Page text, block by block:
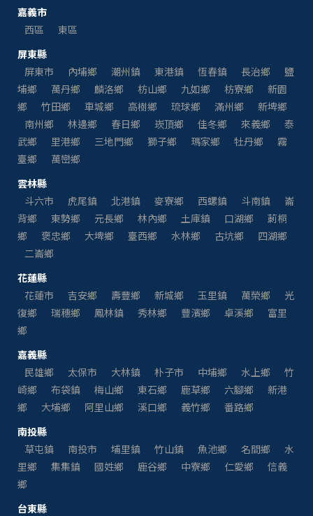
嘉義市
西區
東區
屏東縣
屏東市
內埔鄉 潮州鎮 東港鎮 恆春鎮 長治鄉
鹽
埔鄉
萬丹鄉 麟洛鄉 枋山鄉 九如鄉 枋寮鄉
新園
鄉
竹田鄉 車城鄉 高樹鄉 琉球鄉 滿州鄉
新埤鄉
南州鄉
林邊鄉 春日鄉 崁頂鄉 佳冬鄉 來義鄉
泰
武鄉
里港鄉 三地門鄉 獅子鄉 瑪家鄉 牡丹鄉
霧
臺鄉
萬巒鄉
雲林縣
斗六市
虎尾鎮 北港鎮 麥寮鄉 西螺鎮 斗南鎮
崙
背鄉
東勢鄉 元長鄉 林內鄉 土庫鎮 口湖鄉
莿桐
鄉
褒忠鄉 大埤鄉 臺西鄉 水林鄉 古坑鄉
四湖鄉
二崙鄉
花蓮縣
花蓮市
吉安鄉 壽豐鄉 新城鄉 玉里鎮 萬榮鄉
光
復鄉
瑞穗鄉 鳳林鎮 秀林鄉 豐濱鄉 卓溪鄉
富里
鄉
嘉義縣
民雄鄉
太保市 大林鎮 朴子市 中埔鄉 水上鄉
竹
崎鄉
布袋鎮 梅山鄉 東石鄉 鹿草鄉 六腳鄉
新港
鄉
大埔鄉 阿里山鄉 溪口鄉 義竹鄉
番路鄉
南投縣
草屯鎮
南投市 埔里鎮 竹山鎮 魚池鄉 名間鄉
水
里鄉
集集鎮 國姓鄉 鹿谷鄉 中寮鄉 仁愛鄉
信義
鄉
台東縣